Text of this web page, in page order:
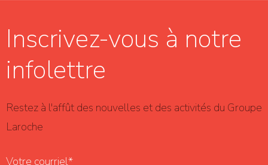
Inscrivez-vous à notre
infolettre
Restez à l'affût des nouvelles et des activités du Groupe
Laroche